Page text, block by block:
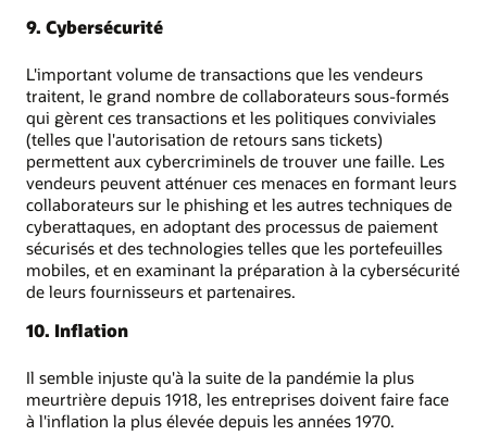
9. Cybersécurité
L'important volume de transactions que les vendeurs
traitent, le grand nombre de collaborateurs sous-formés
qui gèrent ces transactions et les politiques conviviales
(telles que l'autorisation de retours sans tickets)
permettent aux cybercriminels de trouver une faille. Les
vendeurs peuvent atténuer ces menaces en formant leurs
collaborateurs sur le phishing et les autres techniques de
cyberattaques, en adoptant des processus de paiement
sécurisés et des technologies telles que les portefeuilles
mobiles, et en examinant la préparation à la cybersécurité
de leurs fournisseurs et partenaires.
10. Inflation
Il semble injuste qu'à la suite de la pandémie la plus
meurtrière depuis 1918, les entreprises doivent faire face
à l'inflation la plus élevée depuis les années 1970.